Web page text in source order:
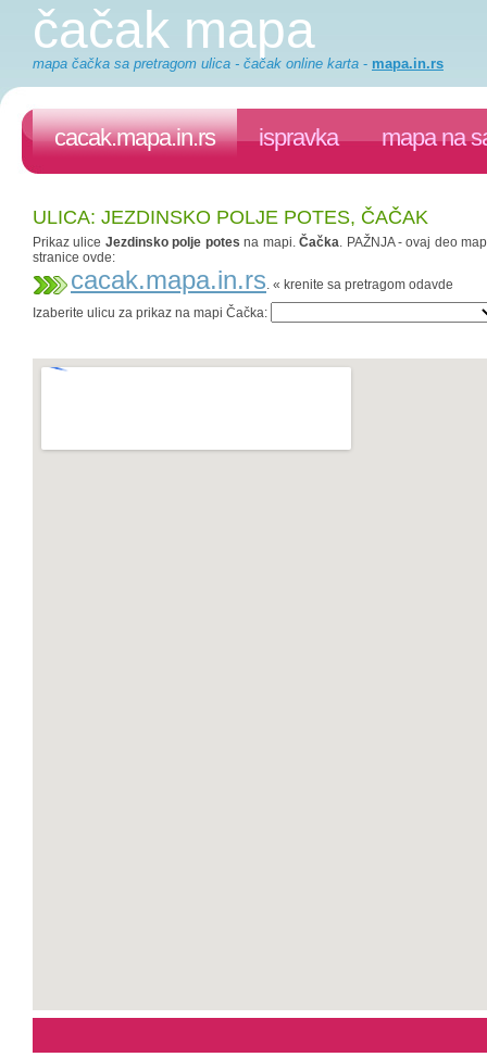
čačak mapa
mapa čačka sa pretragom ulica - čačak online karta - mapa.in.rs
cacak.mapa.in.rs ispravka mapa na
ULICA: JEZDINSKO POLJE POTES, ČAČAK
Prikaz ulice Jezdinsko polje potes na mapi.Čačka. PAŽNJA - ovaj deo
stranice ovde:
cacak.mapa.in.rs. « krenite sa pretragom odavde
Izaberite ulicu za prikaz na mapi Čačka: